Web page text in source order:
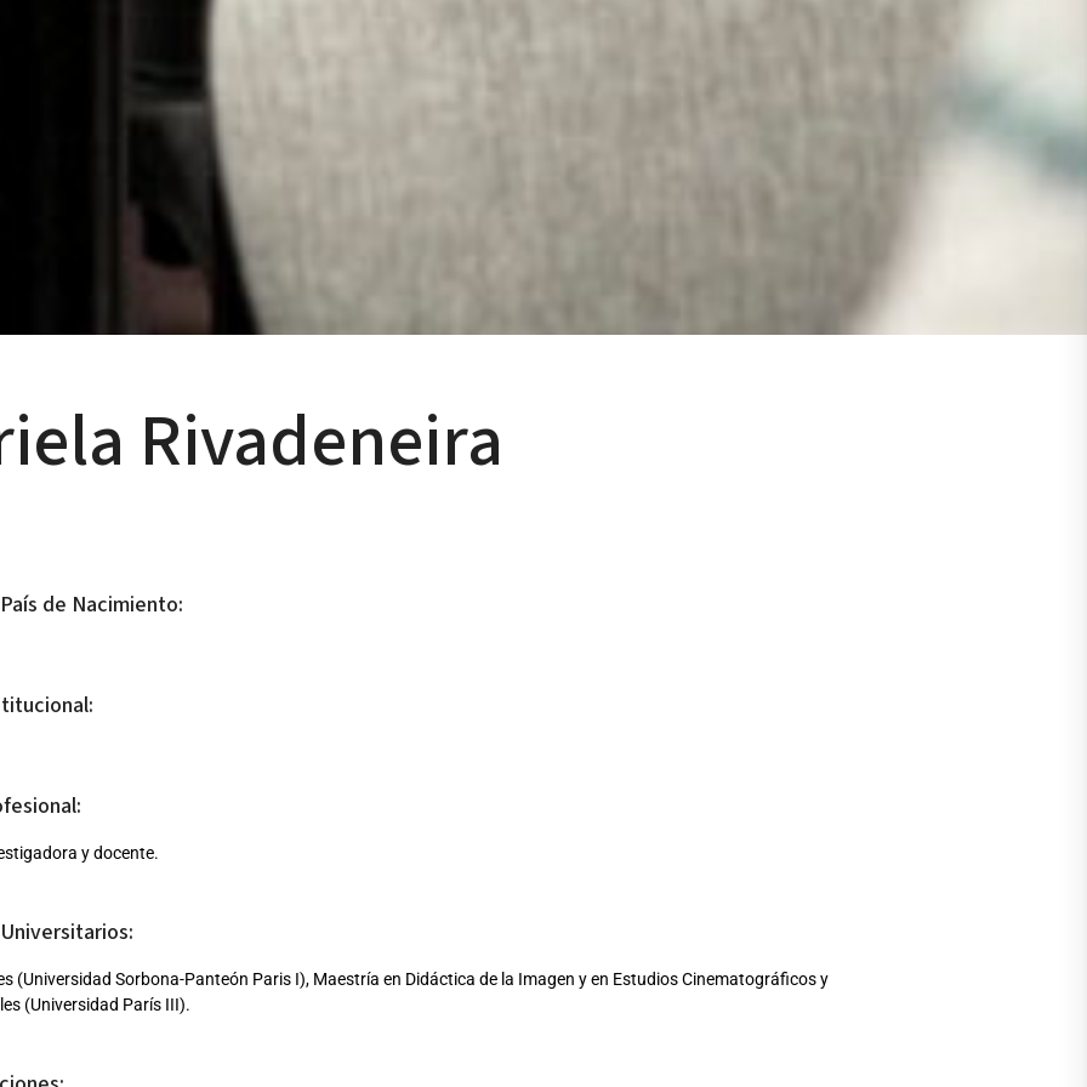
Rivadeneira
de Nacimiento:
y docente.
(Universidad Sorbona-Panteón Paris I), Maestría en Didáctica de la Imagen y en Estudios Cinematográficos y
(Universidad París III).